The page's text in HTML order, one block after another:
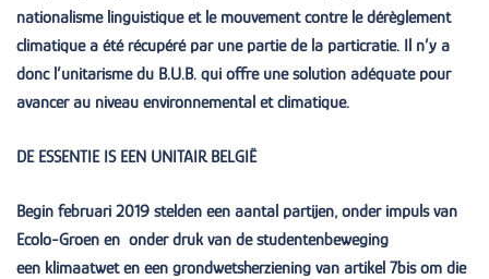
nationalisme linguistique et le mouvement contre le dérèglement
climatique a été récupéré par une partie de la particratie. Il n’y a
donc l’unitarisme du B.U.B. qui offre une solution adéquate pour
avancer au niveau environnemental et climatique.
DE ESSENTIE IS EEN UNITAIR BELGIË
Begin februari 2019 stelden een aantal partijen, onder impuls van
Ecolo-Groen en onder druk van de studentenbeweging
een klimaatwet en een grondwetsherziening van artikel 7bis om die